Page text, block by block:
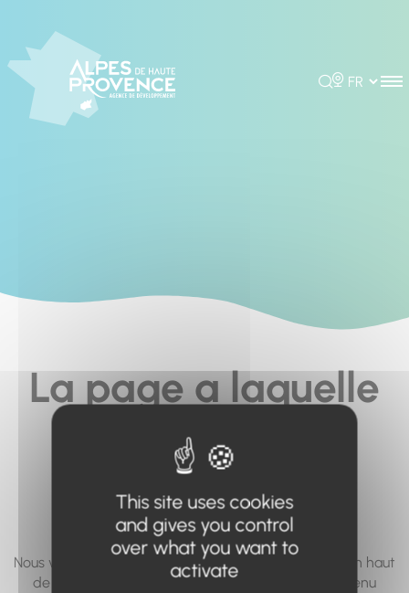
Rechercher
Choisir la
La page a laquelle
vous cherchez à
accéder n'existe
pas... ou plus.
Nous vous invitons à utiliser le moteur de recherche en haut
de page, ou à utiliser le menu pour trouver le contenu
This site uses cookies
and gives you control
over what you want to
activate